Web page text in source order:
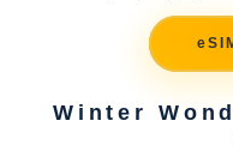
Winter